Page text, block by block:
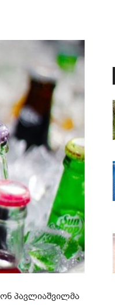
პავლიაშვილმა